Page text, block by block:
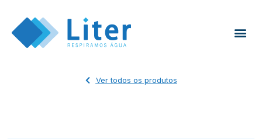
Ver todos os produtos